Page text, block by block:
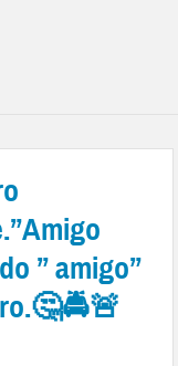
” amigo”